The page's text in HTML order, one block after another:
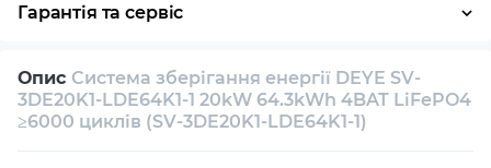
Гарантія та сервіс
Власний сервісний центр Технічна підтримка
Консультація
Опис Система зберігання енергії DEYE SV-
3DE20K1-LDE64K1-1 20kW 64.3kWh 4BAT LiFePO4
≥6000 циклів (SV-3DE20K1-LDE64K1-1)